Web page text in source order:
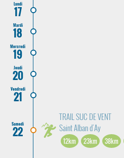
Lundi
17
Mardi
18
Mercredi
19
Jeudi
20
Vendredi
21
Samedi
22
TRAIL SUC DE VENT
Saint Alban d'Ay
12km 23km 38km